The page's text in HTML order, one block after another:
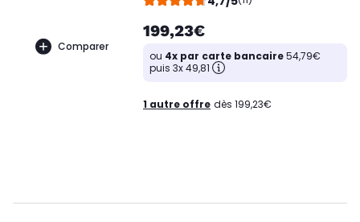
Comparer
199,23€
ou 4x par carte bancaire54,79€
puis 3x 49,81
1 autre offre dès 199,23€